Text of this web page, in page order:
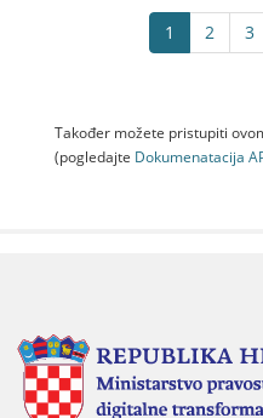
1 2 3
Također možete pristupiti
(pogledajte Dokumenаtаcijа